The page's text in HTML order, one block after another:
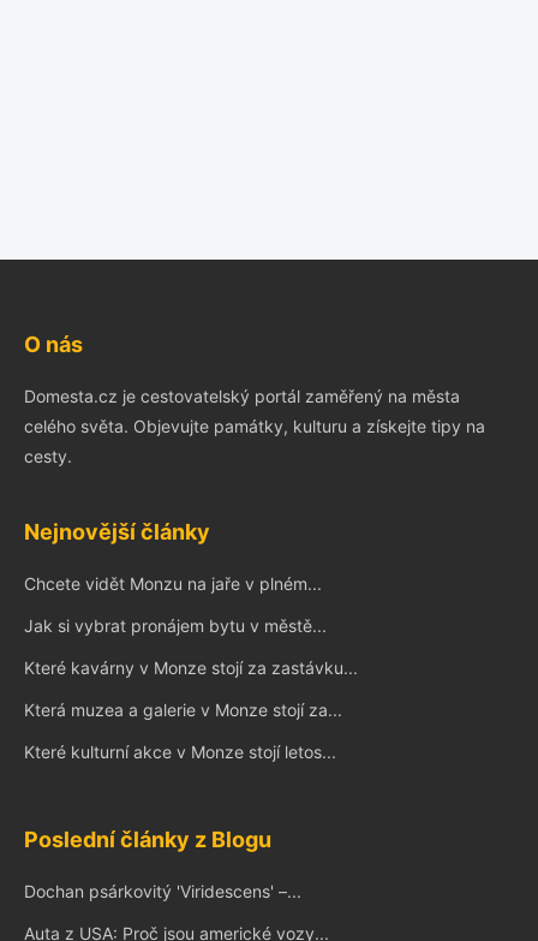
O nás
Domesta.cz je cestovatelský portál zaměřený na města
celého světa. Objevujte památky, kulturu a získejte tipy na
cesty.
Nejnovější články
Chcete vidět Monzu na jaře v plném...
Jak si vybrat pronájem bytu v městě...
Které kavárny v Monze stojí za zastávku...
Která muzea a galerie v Monze stojí za...
Které kulturní akce v Monze stojí letos...
Poslední články z Blogu
Dochan psárkovitý 'Viridescens' –...
Auta z USA: Proč jsou americké vozy...